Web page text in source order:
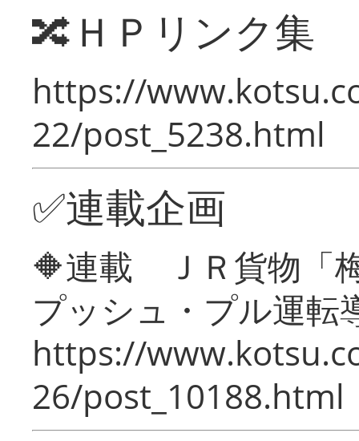
🔀ＨＰリンク集
https://
22/post_5238.html
✅連載企画
🔶連載 ＪＲ貨物「
プッシュ・プル運転
https://
26/post_10188.html